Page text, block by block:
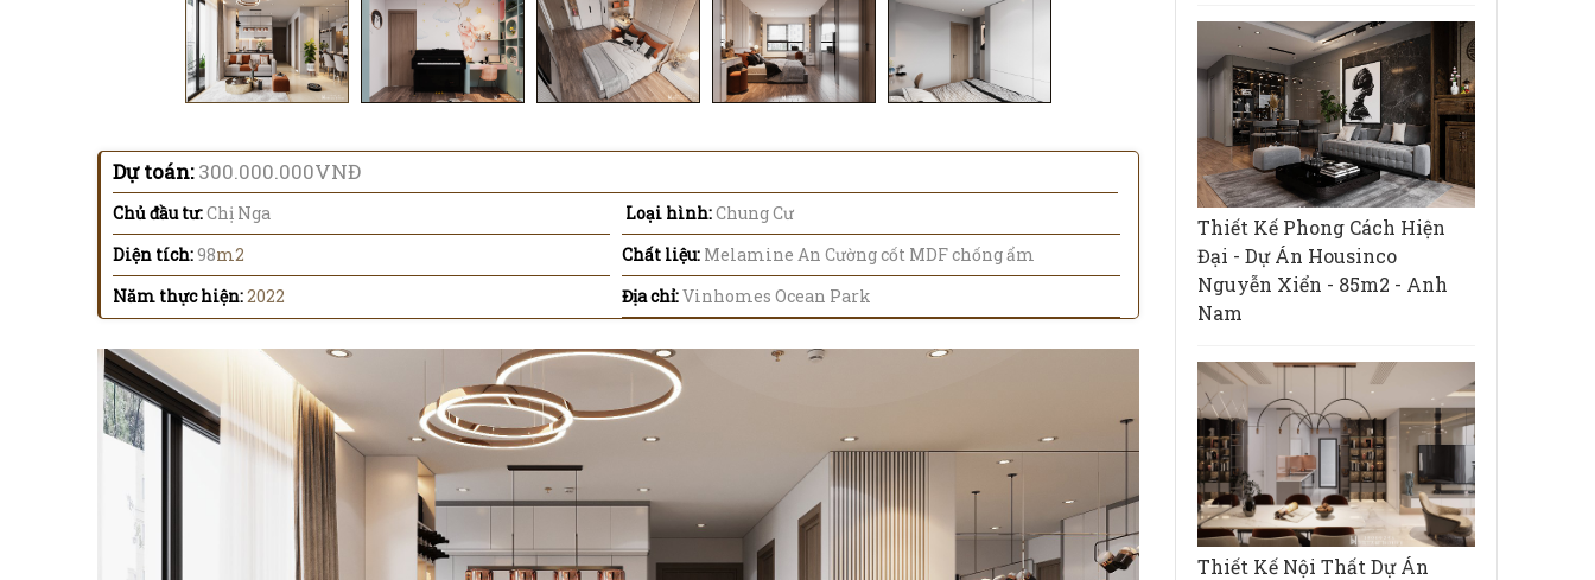
Dự toán:300.000.000VNĐ
Chủ đầu tư:Chị Nga Loại hình:Chung Cư
Diện tích:98m2 Chất liệu: Melamine An Cường cốt MDF chống ẩm
Năm thực hiện:2022 Địa chỉ:Vinhomes Ocean Park
Thiết Kế Phong Cách Hiện
Đại - Dự Án Housinco
Nguyễn Xiển - 85m2 - Anh
Nam
Thiết Kế Nội Thất Dự Án